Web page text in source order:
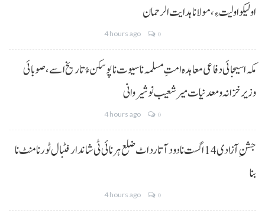
اولیکو اولیت ءِ،مولانا ہدایت الرحمان
4 hours ago 0
مکہ اسیجائی دفاعی معاہدہ امتِ مسلمہ نا سیوت نا پوسکن ءُ تاریخ اسے، صوبائی
وزیر خزانہ و معدنیات میر شعیب نوشیروانی
4 hours ago 0
جشنِ آزادی 14 اگست نا دود آتا رد اٹ ضلع ہرنائی ٹی شاندار فٹبال ٹورنامنٹ نا
بنا
4 hours ago 0